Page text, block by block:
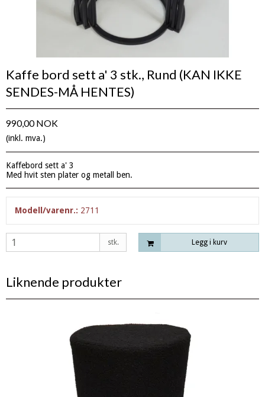
Kaffe bord sett a' 3 stk., Rund (KAN IKKE
SENDES-MÅ HENTES)
990,00 NOK
(inkl. mva.)
Kaffebord sett a' 3
Med hvit sten plater og metall ben.
Modell/varenr.: 2711
stk. Legg i kurv
Liknende produkter